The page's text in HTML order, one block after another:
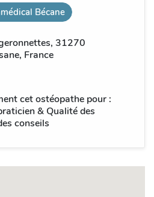
Bécane
31270
France
cet ostéopathe pour :
& Qualité des
conseils